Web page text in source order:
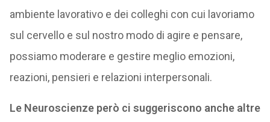
ambiente lavorativo e dei colleghi con cui lavoriamo
sul cervello e sul nostro modo di agire e pensare,
possiamo moderare e gestire meglio emozioni,
reazioni, pensieri e relazioni interpersonali.
Le Neuroscienze però ci suggeriscono anche altre